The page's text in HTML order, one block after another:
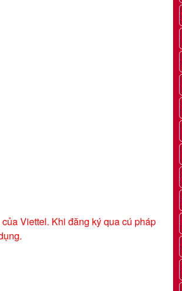
Viettel. Khi đăng ký qua cú pháp